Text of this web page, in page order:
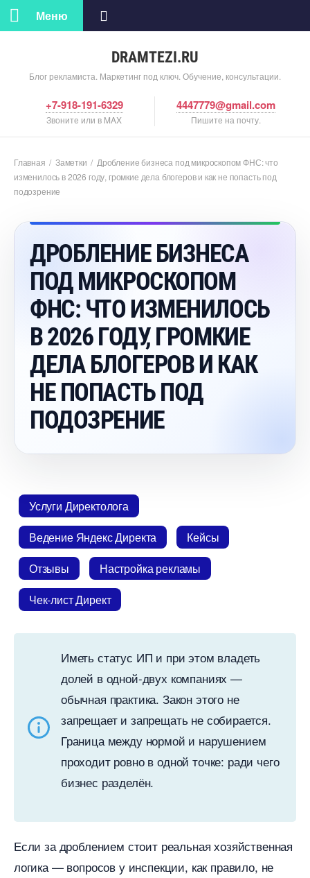
DRAMTEZI.RU
Блог рекламиста. Маркетинг под ключ. Обучение, консультации.
Меню
+7-918-191-6329
Звоните или в MAX
4447779@gmail.com
Пишите на почту.
Главная / Заметки / Дробление бизнеса под микроскопом ФНС: что
изменилось в 2026 году, громкие дела блогеров и как не попасть под
подозрение
ДРОБЛЕНИЕ БИЗНЕСА
ПОД МИКРОСКОПОМ
ФНС: ЧТО ИЗМЕНИЛОСЬ
2026 ГОДУ, ГРОМКИЕ
ДЕЛА БЛОГЕРОВ И КАК
НЕ ПОПАСТЬ ПОД
ПОДОЗРЕНИЕ
Услуги Директолога
едение Яндекс Директа
Кейсы
Отзывы
Настройка рекламы
Чек-лист Директ
Иметь статус ИП и при этом владеть
долей в одной-двух компаниях —
обычная практика. Закон этого не
запрещает и запрещать не собирается.
Граница между нормой и нарушением
проходит ровно в одной точке: ради чего
изнес разделён.
Если за дроблением стоит реальная хозяйственная
логика — вопросов у инспекции, как правило, не